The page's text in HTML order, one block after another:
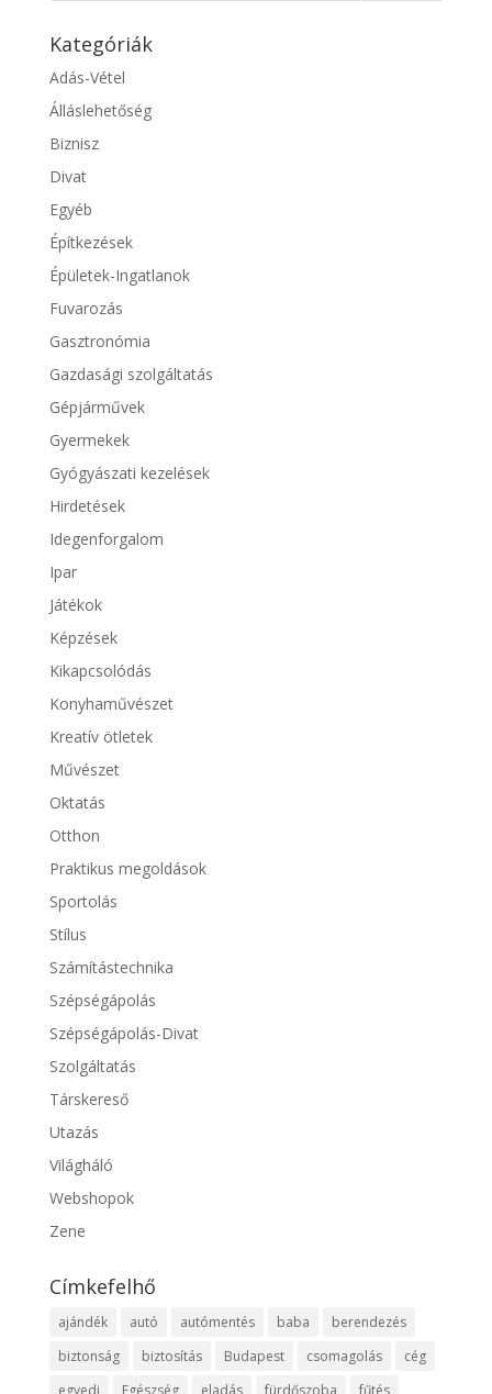
Kategóriák
Adás-Vétel
Álláslehetőség
Biznisz
Divat
Egyéb
Építkezések
Épületek-Ingatlanok
Fuvarozás
Gasztronómia
Gazdasági szolgáltatás
Gépjárművek
Gyermekek
Gyógyászati kezelések
Hirdetések
Idegenforgalom
Ipar
Játékok
Képzések
Kikapcsolódás
Konyhaművészet
Kreatív ötletek
Művészet
Oktatás
Otthon
Praktikus megoldások
Sportolás
Stílus
Számítástechnika
Szépségápolás
Szépségápolás-Divat
Szolgáltatás
Társkereső
Utazás
Világháló
Webshopok
Zene
Címkefelhő
ajándék autó autómentés baba
berendezés
biztonság
biztosítás Budapest csomagolás
cég